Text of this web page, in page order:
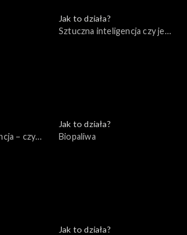
Jak to działa?
Sztuczna inteligencja czy jest
– czy
Jak to działa?
Biopaliwa
Jak to działa?